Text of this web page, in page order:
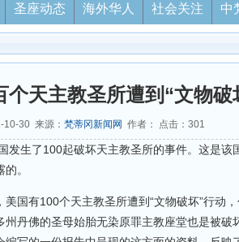
圣座动态 海外华人 社会关注 中
个天主教圣所遭到“文物破
10-30 来源： 梵蒂冈新闻网 作者： 点击： 301
发生了100起破坏天主教圣所的事件。这是该
。
美国有100个天主教圣所遭到“文物破坏”行动
丹佛的圣母始胎无染原罪主教座堂也是被破